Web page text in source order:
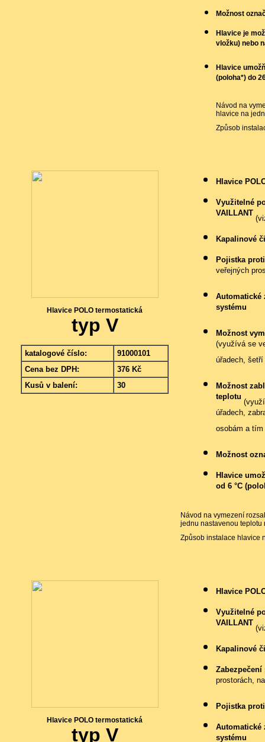
Možnost
Hlavice je
vložku) nebo
Hlavice
(poloha*) do
Návod na
hlavice na
Způsob
Hlavice POLO termostatická
typ V
katalogové číslo:
91000101
Cena bez DPH:
376 Kč
Kusů v balení:
30
Hlavice
Využitelné
VAILLANT
Kapalinové
Pojistka
veřejných
Automatické
systému
Možnost
(využívá se
úřadech,
Možnost
teplotu
úřadech,
osobám a
Možnost
Hlavice
od 6 °C
Návod na vymezení
jednu nastavenou teplotu
Způsob instalace hlavice
Hlavice POLO termostatická
typ V
Hlavice
Využitelné
VAILLANT
Kapalinové
prostorách,
Pojistka
Automatické